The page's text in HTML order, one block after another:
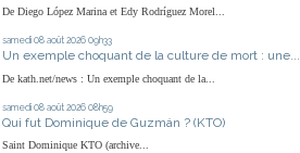
De Diego López Marina et Edy Rodríguez Morel...
samedi 08 août 2026 09h33
Un exemple choquant de la culture de mort : une...
De kath.net/news : Un exemple choquant de la...
samedi 08 août 2026 08h59
Qui fut Dominique de Guzmán ? (KTO)
Saint Dominique KTO (archive...